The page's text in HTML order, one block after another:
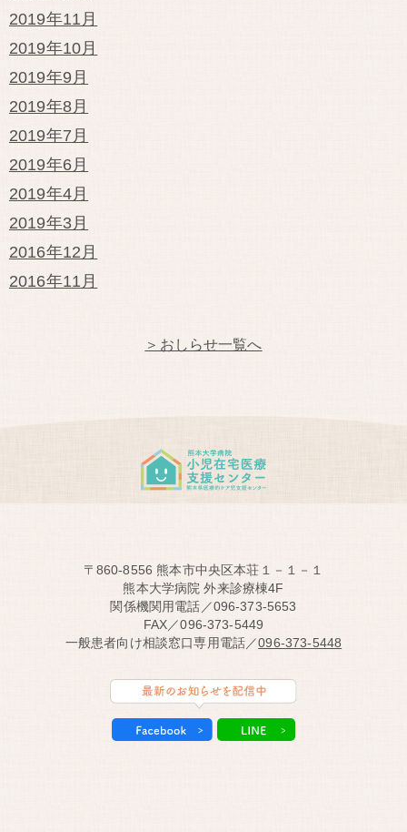
2019年11月
2019年10月
2019年9月
2019年8月
2019年7月
2019年6月
2019年4月
2019年3月
2016年12月
2016年11月
＞おしらせ一覧へ
〒860-8556 熊本市中央区本荘１－１－１
熊本大学病院 外来診療棟4F
関係機関用電話／096-373-5653
FAX／096-373-5449
一般患者向け相談窓口専用電話／096-373-5448